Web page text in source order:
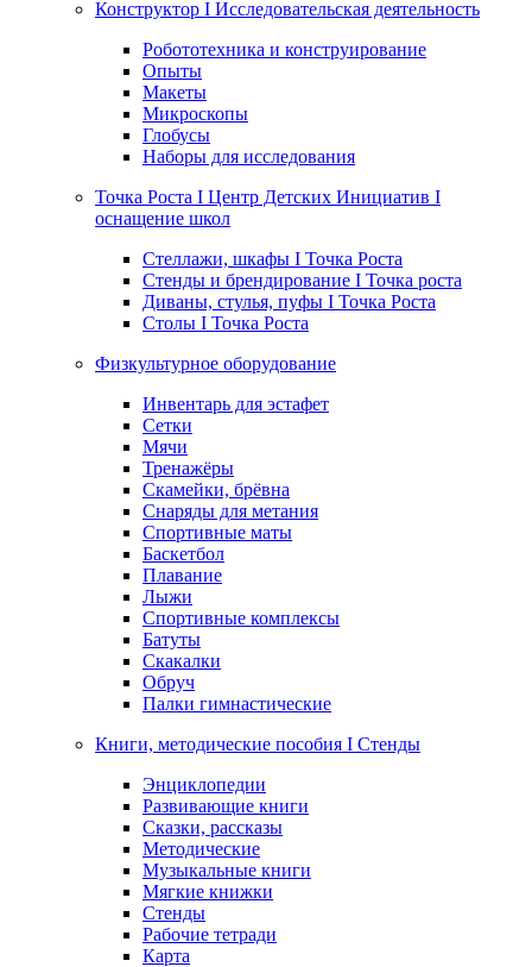
Конструктор I Исследовательская деятельность
Робототехника и конструирование
Опыты
Макеты
Микроскопы
Глобусы
Наборы для исследования
Точка Роста I Центр Детских Инициатив I
оснащение школ
Стеллажи, шкафы I Точка Роста
Стенды и брендирование I Точка роста
Диваны, стулья, пуфы I Точка Роста
Столы I Точка Роста
Физкультурное оборудование
Инвентарь для эстафет
Сетки
Мячи
Тренажёры
Скамейки, брёвна
Снаряды для метания
Спортивные маты
Баскетбол
Плавание
Лыжи
Спортивные комплексы
Батуты
Скакалки
Обруч
Палки гимнастические
Книги, методические пособия I Стенды
Энциклопедии
Развивающие книги
Сказки, рассказы
Методические
Музыкальные книги
Мягкие книжки
Стенды
Рабочие тетради
Карта